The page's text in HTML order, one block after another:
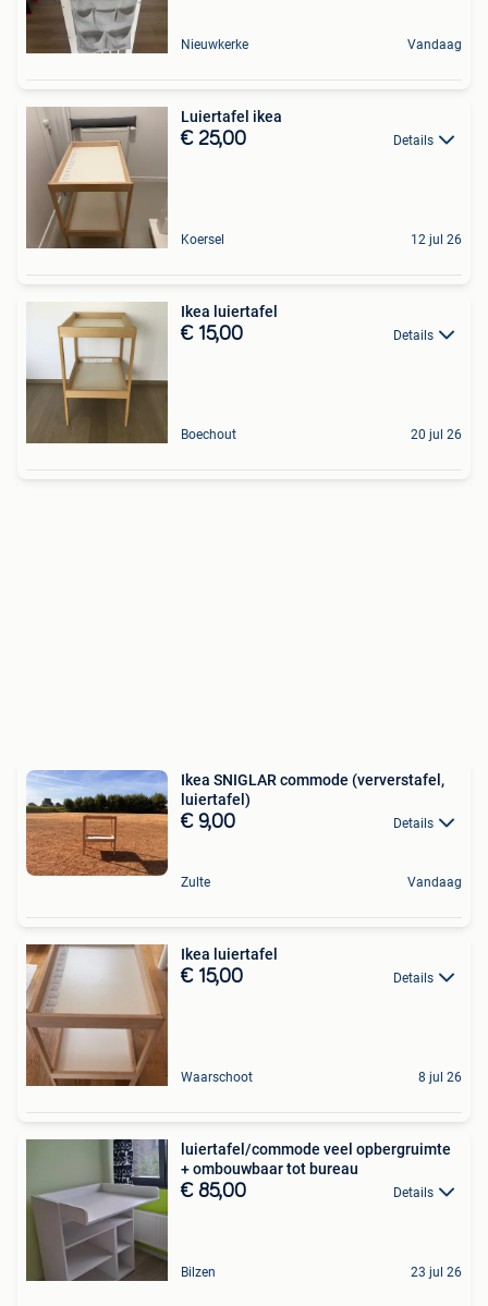
Nieuwkerke Vandaag
Luiertafel ikea
€ 25,00 Details
Koersel 12 jul 26
Ikea luiertafel
€ 15,00 Details
Boechout 20 jul 26
Ikea SNIGLAR commode (ververstafel,
luiertafel)
€ 9,00 Details
Zulte Vandaag
Ikea luiertafel
€ 15,00 Details
Waarschoot 8 jul 26
luiertafel/commode veel opbergruimte
+ ombouwbaar tot bureau
€ 85,00 Details
Bilzen 23 jul 26